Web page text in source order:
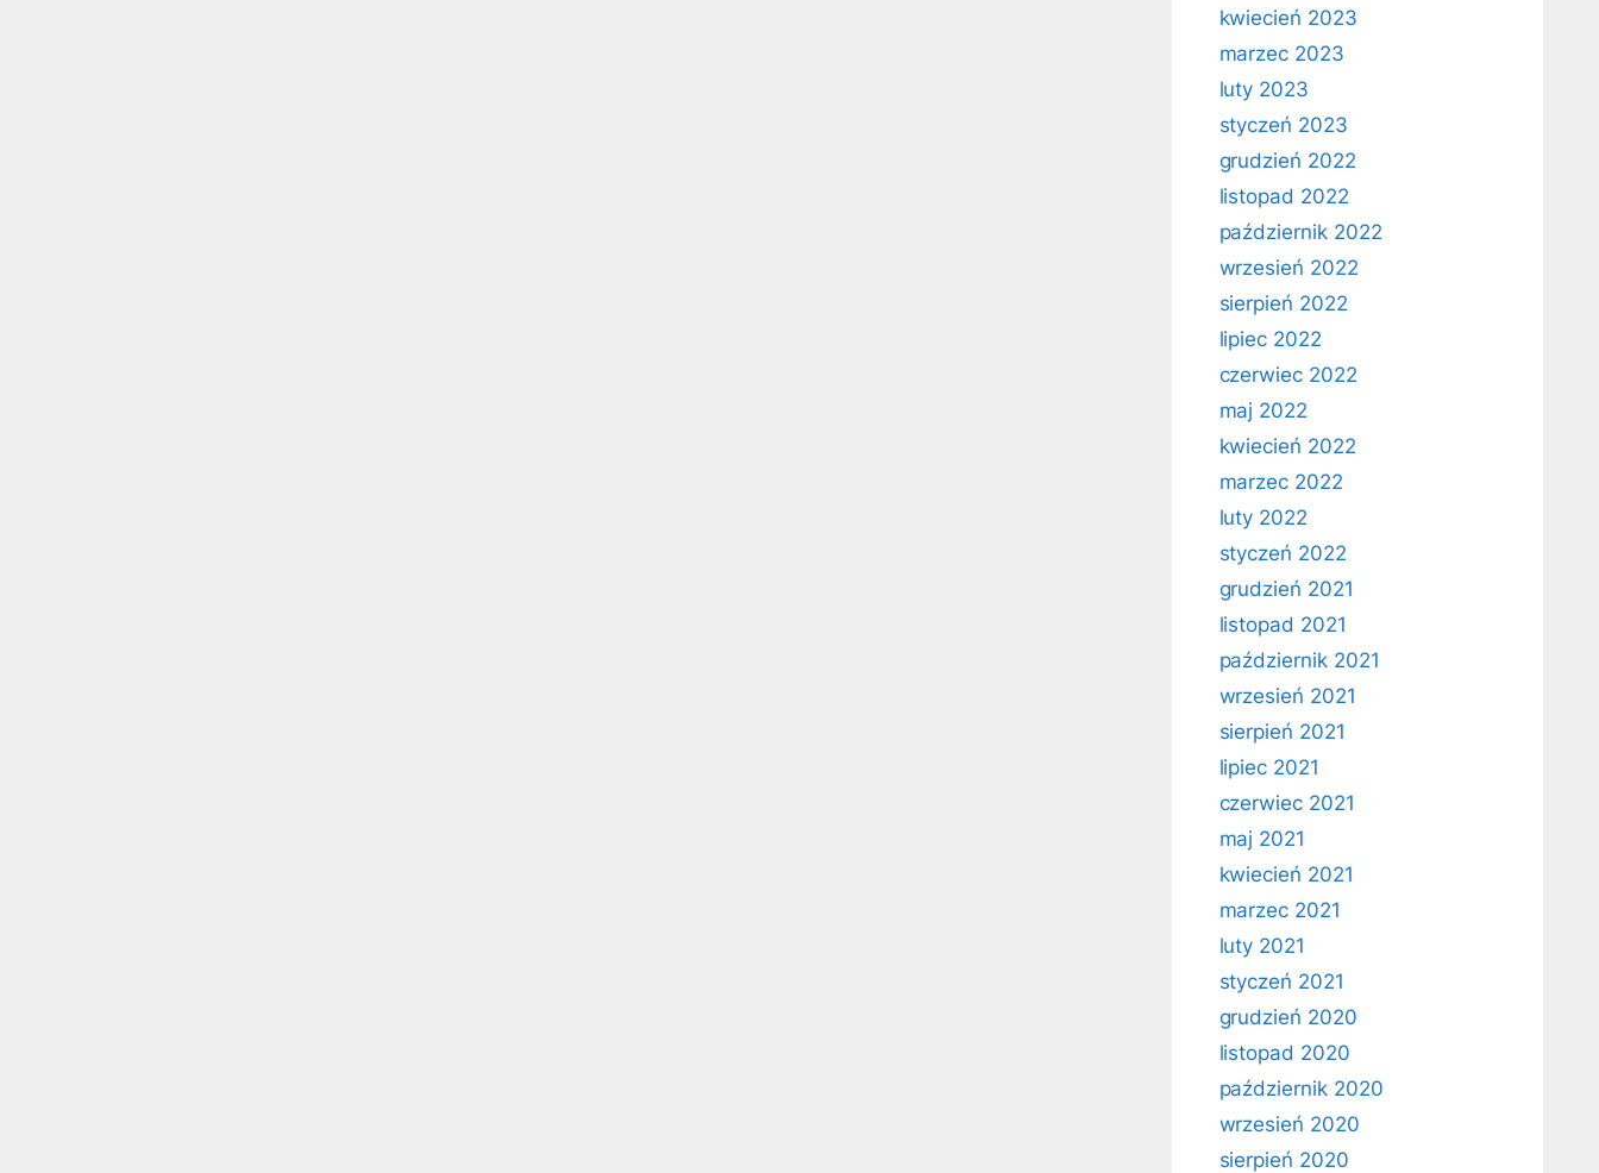
kwiecień 2023
marzec 2023
luty 2023
styczeń 2023
grudzień 2022
listopad 2022
październik 2022
wrzesień 2022
sierpień 2022
lipiec 2022
czerwiec 2022
maj 2022
kwiecień 2022
marzec 2022
luty 2022
styczeń 2022
grudzień 2021
listopad 2021
październik 2021
wrzesień 2021
sierpień 2021
lipiec 2021
czerwiec 2021
maj 2021
kwiecień 2021
marzec 2021
luty 2021
styczeń 2021
grudzień 2020
listopad 2020
październik 2020
wrzesień 2020
sierpień 2020